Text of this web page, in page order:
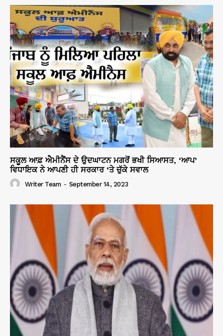
ਸਕੂਲ ਆਫ਼ ਐਮੀਨੈਂਸ ਦੇ ਉਦਘਾਟਨ ਮਗਰੋਂ ਭਖੀ ਸਿਆਸਤ, ‘ਆਪ’
ਵਿਧਾਇਕ ਨੇ ਆਪਣੀ ਹੀ ਸਰਕਾਰ ‘ਤੇ ਚੁੱਕੇ ਸਵਾਲ
Writer Team - September 14, 2023